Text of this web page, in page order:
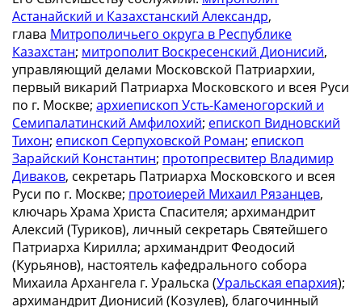
Астанайский и Казахстанский Александр,
глава Митрополичьего округа в Республике
Казахстан; митрополит Воскресенский Дионисий,
управляющий делами Московской Патриархии,
первый викарий Патриарха Московского и всея Руси
по г. Москве; архиепископ Усть-Каменогорский и
Семипалатинский Амфилохий; епископ Видновский
Тихон; епископ Серпуховской Роман; епископ
Зарайский Константин; протопресвитер Владимир
Диваков, секретарь Патриарха Московского и всея
Руси по г. Москве; протоиерей Михаил Рязанцев,
ключарь Храма Христа Спасителя; архимандрит
Алексий (Туриков), личный секретарь Святейшего
Патриарха Кирилла; архимандрит Феодосий
(Курьянов), настоятель кафедрального собора
Михаила Архангела г. Уральска (Уральская епархия);
архимандрит Дионисий (Козулев), благочинный